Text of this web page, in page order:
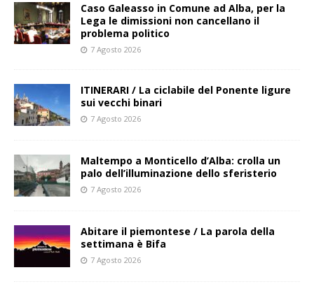
Caso Galeasso in Comune ad Alba, per la
Lega le dimissioni non cancellano il
problema politico
7 Agosto 2026
ITINERARI / La ciclabile del Ponente ligure
sui vecchi binari
7 Agosto 2026
Maltempo a Monticello d’Alba: crolla un
palo dell’illuminazione dello sferisterio
7 Agosto 2026
Abitare il piemontese / La parola della
settimana è Bifa
7 Agosto 2026